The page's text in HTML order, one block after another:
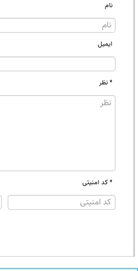
نام
ایمیل
* نظر
* کد امنیتی